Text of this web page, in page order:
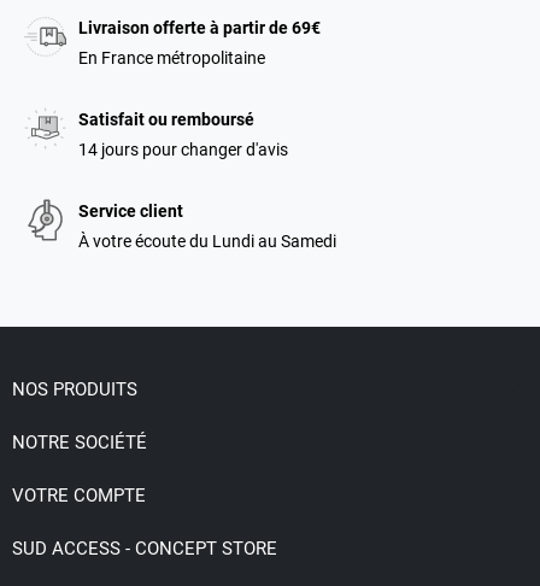
Livraison offerte à partir de 69€
En France métropolitaine
Satisfait ou remboursé
14 jours pour changer d'avis
Service client
À votre écoute du Lundi au Samedi
NOS PRODUITS
NOTRE SOCIÉTÉ
VOTRE COMPTE
SUD ACCESS - CONCEPT STORE